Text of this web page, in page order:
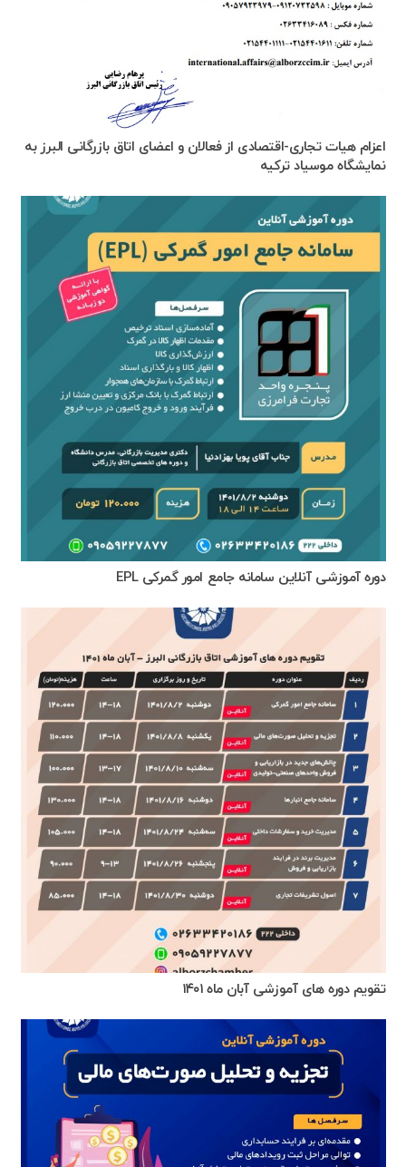
اعزام هیات تجاری-اقتصادی از فعالان و اعضای اتاق بازرگانی البرز به
نمایشگاه موسیاد ترکیه
دوره آموزشی آنلاین سامانه جامع امور گمرکی EPL
تقویم دوره های آموزشی آبان ماه ۱۴۰۱